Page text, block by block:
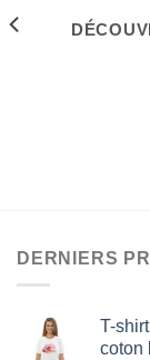
DERNIERS
T-
coton